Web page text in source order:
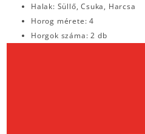
Halak: Süllő, Csuka, Harcsa
Horog mérete: 4
Horgok száma: 2 db